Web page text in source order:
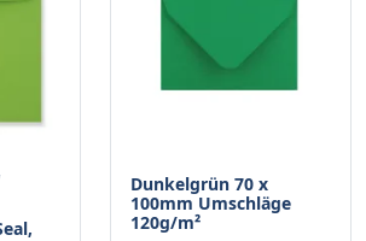
Dunkelgrün 70 x
100mm Umschläge
120g/m²